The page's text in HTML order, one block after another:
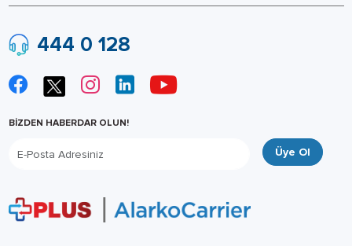
444 0 128
BİZDEN HABERDAR OLUN!
Üye Ol